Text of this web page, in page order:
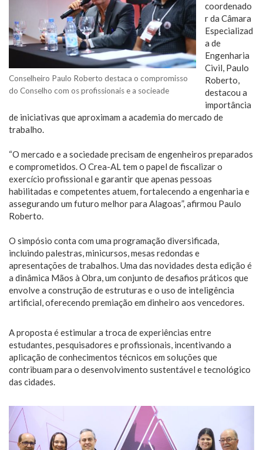
Conselheiro Paulo Roberto destaca o compromisso
do Conselho com os profissionais e a socieade
coordenado
r da Câmara
Especializad
a de
Engenharia
Civil, Paulo
Roberto,
destacou a
importância
de iniciativas que aproximam a academia do mercado de
trabalho.
“O mercado e a sociedade precisam de engenheiros preparados
e comprometidos. O Crea-AL tem o papel de fiscalizar o
exercício profissional e garantir que apenas pessoas
habilitadas e competentes atuem, fortalecendo a engenharia e
assegurando um futuro melhor para Alagoas”, afirmou Paulo
Roberto.
O simpósio conta com uma programação diversificada,
incluindo palestras, minicursos, mesas redondas e
apresentações de trabalhos. Uma das novidades desta edição é
a dinâmica Mãos à Obra, um conjunto de desafios práticos que
envolve a construção de estruturas e o uso de inteligência
artificial, oferecendo premiação em dinheiro aos vencedores.
A proposta é estimular a troca de experiências entre
estudantes, pesquisadores e profissionais, incentivando a
aplicação de conhecimentos técnicos em soluções que
contribuam para o desenvolvimento sustentável e tecnológico
das cidades.